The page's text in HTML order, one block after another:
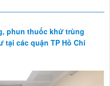
phun thuốc khử trùng
tại các quận TP Hồ Chí